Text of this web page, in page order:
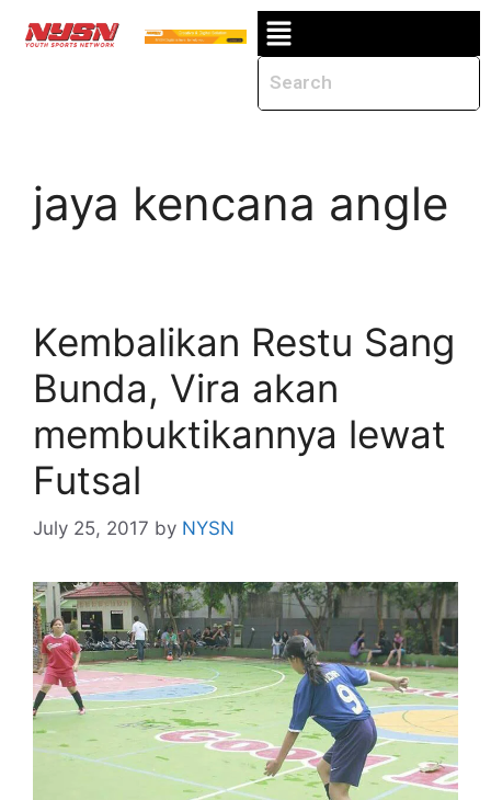
jaya kencana angle
Kembalikan Restu Sang
Bunda, Vira akan
membuktikannya lewat
Futsal
July 25, 2017 by NYSN